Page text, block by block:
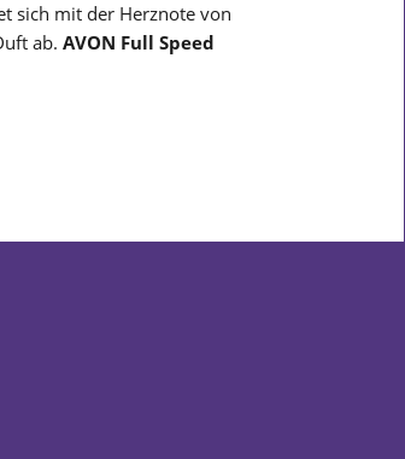
sich mit der Herznote von
ab. AVON Full Speed